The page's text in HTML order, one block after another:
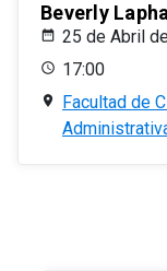
Beverly
25 de Abril
17:00
Facultad de